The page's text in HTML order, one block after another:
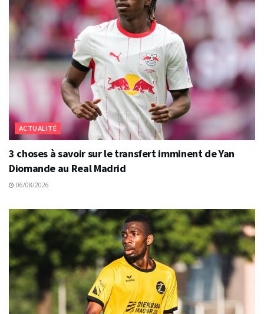
ACTUALITÉ
3 choses à savoir sur le transfert imminent de Yan
Diomande au Real Madrid
06/08/2026